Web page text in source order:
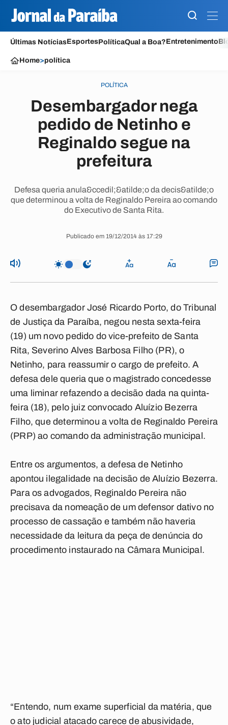
Últimas NotíciasEsportesPolíticaQual a Boa?Entretenimento
Home>política
POLÍTICA
Desembargador nega
pedido de Netinho e
Reginaldo segue na
prefeitura
Defesa queria anula&ccedil;&atilde;o da decis&atilde;o
que determinou a volta de Reginaldo Pereira ao comando
do Executivo de Santa Rita.
Publicado em 19/12/2014 às 17:29
O desembargador José Ricardo Porto, do Tribunal
de Justiça da Paraíba, negou nesta sexta-feira
(19) um novo pedido do vice-prefeito de Santa
Rita, Severino Alves Barbosa Filho (PR), o
Netinho, para reassumir o cargo de prefeito. A
defesa dele queria que o magistrado concedesse
uma liminar refazendo a decisão dada na quinta-
feira (18), pelo juiz convocado Aluízio Bezerra
Filho, que determinou a volta de Reginaldo Pereira
(PRP) ao comando da administração municipal.
Entre os argumentos, a defesa de Netinho
apontou ilegalidade na decisão de Aluízio Bezerra.
Para os advogados, Reginaldo Pereira não
precisava da nomeação de um defensor dativo no
processo de cassação e também não haveria
necessidade da leitura da peça de denúncia do
procedimento instaurado na Câmara Municipal.
“Entendo, num exame superficial da matéria, que
o ato judicial atacado carece de abusividade,